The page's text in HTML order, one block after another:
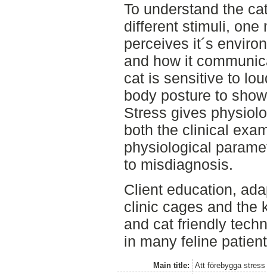
To understand the
different stimuli, one
perceives it´s
and how it
cat is sensitive to
body posture to
Stress gives
both the clinical
physiological
to misdiagnosis.
Client education,
clinic cages and the
and cat friendly
in many feline
Main title:
Att förebygga